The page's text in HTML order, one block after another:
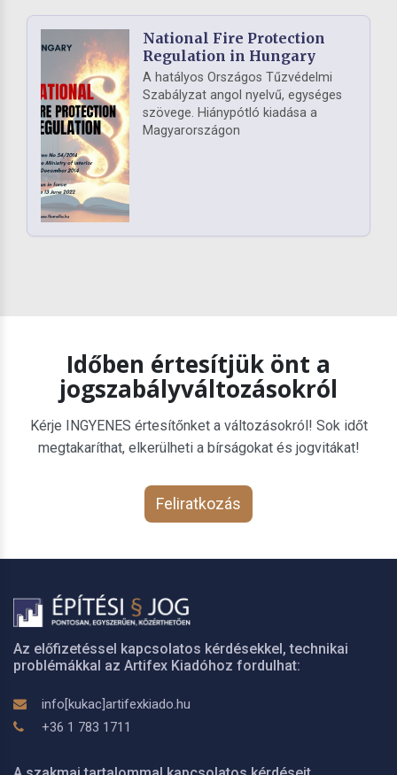
National Fire Protection
Regulation in Hungary
A hatályos Országos Tűzvédelmi
Szabályzat angol nyelvű, egységes
szövege. Hiánypótló kiadása a
Magyarországon
Időben értesítjük önt a
jogszabályváltozásokról
Kérje INGYENES értesítőnket a változásokról! Sok időt
megtakaríthat, elkerülheti a bírságokat és jogvitákat!
Feliratkozás
Az előfizetéssel kapcsolatos kérdésekkel, technikai
problémákkal az Artifex Kiadóhoz fordulhat:
info[kukac]artifexkiado.hu
+36 1 783 1711